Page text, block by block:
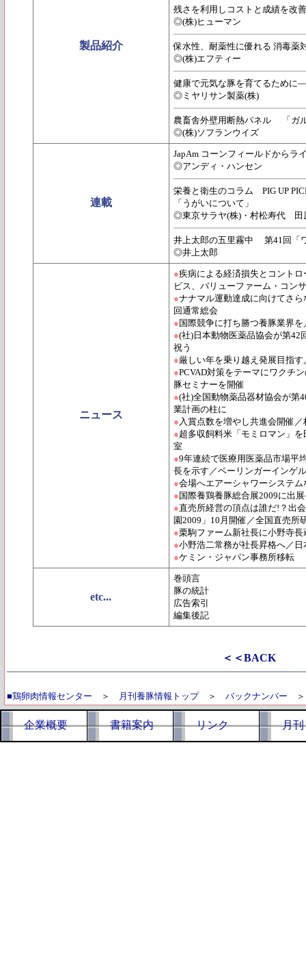
製品紹介
残さを利用しコストと成績を
◎(株)ヒューマン
保水性、耐薬性に優れる 消毒薬
◎(株)エフティー
健康で元気な豚を育てるために
◎ミヤリサン製薬(株)
農畜舎外壁用断熱パネル 「ガ
◎(株)ソフランウイズ
連載
JapAm コーンフィールドからラ
◎アンディ・ハンセン
栄養と衛生のコラム PIG UP
「うがいについて」
◎東京サラヤ(株)・村松寿代 田
井上太郎の五里霧中 第41回「
◎井上太郎
ニュース
●疾病による経済損失とコント
ビス、バリューファーム・コン
●ナナマル運動達成に向けてさら
回通常総会
● 国際競争に打ち勝つ養豚業界
●(社)日本動物医薬品協会が第42
祝う
●厳しい年を乗り越え発展目指
●PCVAD対策をテーマにワクチ
豚セミナーを開催
●(社)全国動物薬品器材協会が第
業計画の柱に
● 入賞点数を増やし共進会開催
●超多収飼料米「モミロマン」
室
●9年連続で医療用医薬品市場平
長を示す／ベーリンガーインゲ
●会場へエアーシャワーシステ
● 国際養鶏養豚総合展2009に出
●直売所経営の頂点は誰だ!？出
園2009」10月開催／全国直売所
●栗駒ファーム新社長に小野寺長
●小野浩二常務が社長昇格へ／日
●ケミン・ジャパン事務所移転
etc...
巻頭言
豚の統計
広告索引
編集後記
＜＜BACK
■鶏卵肉情報センター ＞ 月刊養豚情報トップ＞ バックナンバー
企業概要 書籍案内 リンク 月刊